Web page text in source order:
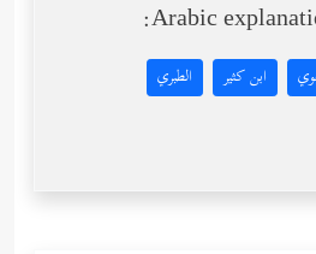
Arabic
ابن كثير الطبري